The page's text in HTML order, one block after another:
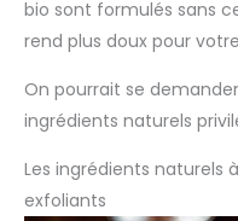
bio sont formulés sans
rend plus doux pour
On pourrait se
ingrédients naturels
Les ingrédients naturels
exfoliants